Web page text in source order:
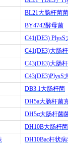
BL21大肠杆菌
BY4742酵母菌
C41(DE3) PlysS
C41(DE3)大肠
C43(DE3)大肠
C43(DE3)PlysS
DB3.1大肠杆菌
DH5a大肠杆菌
DH5α大肠杆菌
DH10B大肠杆
DH10Bac杆状